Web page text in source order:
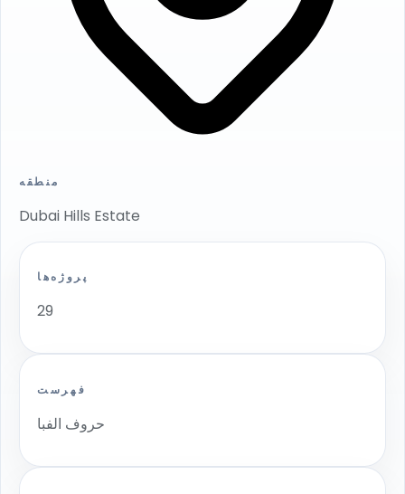
منطقه
Dubai Hills Estate
پروژه‌ها
29
فهرست
حروف الفبا